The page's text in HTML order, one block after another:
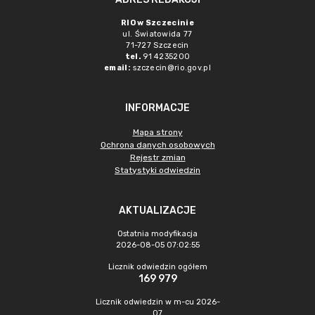
RIO w Szczecinie
ul. Światowida 77
71-727 Szczecin
tel. 91 4235200
email: szczecin@rio.gov.pl
INFORMACJE
Mapa strony
Ochrona danych osobowych
Rejestr zmian
Statystyki odwiedzin
AKTUALIZACJE
Ostatnia modyfikacja
2026-08-05 07:02:55
Licznik odwiedzin ogółem
169 979
Licznik odwiedzin w m-cu 2026-